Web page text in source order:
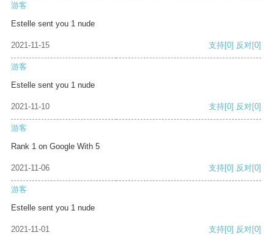
游客
Estelle sent you 1 nude
2021-11-15 支持[0] 反对[0]
游客
Estelle sent you 1 nude
2021-11-10 支持[0] 反对[0]
游客
Rank 1 on Google With 5
2021-11-06 支持[0] 反对[0]
游客
Estelle sent you 1 nude
2021-11-01 支持[0] 反对[0]